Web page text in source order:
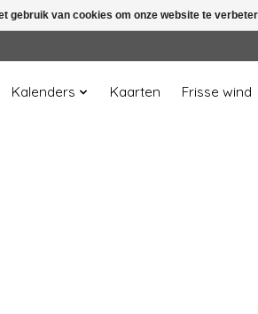
Kalenders Kaarten Frisse wind
gebruik van cookies om onze website te